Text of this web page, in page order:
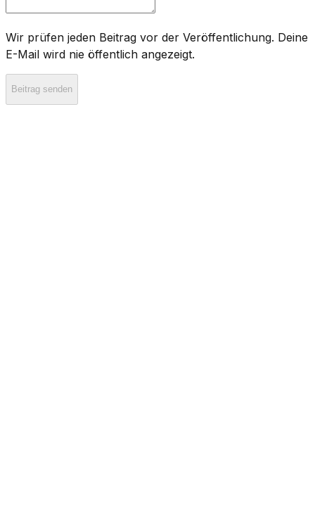
Wir prüfen jeden Beitrag vor der Veröffentlichung. Deine
E-Mail wird nie öffentlich angezeigt.
Beitrag senden